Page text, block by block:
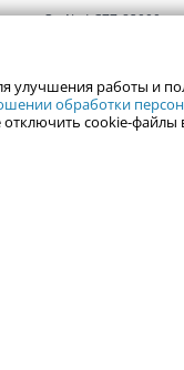
серияЭл № ФС77-82000
улучшения работы и
обработки
cookie-файлы